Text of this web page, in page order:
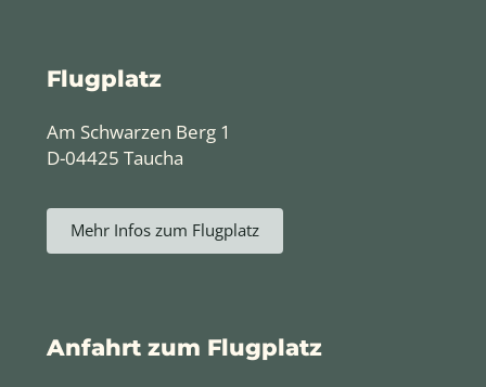
Anfahrt zum Flugplatz
Flugplatz
Am Schwarzen Berg 1
D-04425 Taucha
Mehr Infos zum Flugplatz